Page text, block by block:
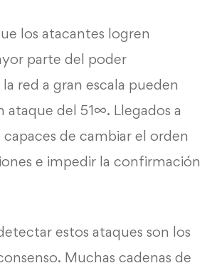
los atacantes logren
parte del poder
red a gran escala pueden
ataque del 51∞. Llegados a
de cambiar el orden
e impedir la confirmación
estos ataques son los
Muchas cadenas de